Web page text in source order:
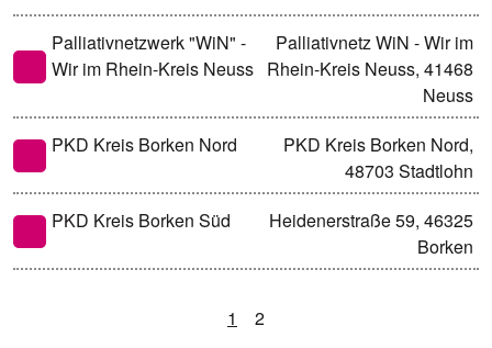
Palliativnetzwerk "WiN" -
Wir im Rhein-Kreis Neuss
Palliativnetz WiN - Wir im
Rhein-Kreis Neuss, 41468
Neuss
PKD Kreis Borken Nord
PKD Kreis Borken Nord,
48703 Stadtlohn
PKD Kreis Borken Süd
Heidenerstraße 59, 46325
Borken
1
2